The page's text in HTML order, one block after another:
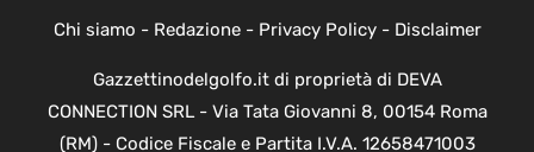
Chi siamo - Redazione- Privacy Policy- Disclaimer
Gazzettinodelgolfo.it di proprietà di DEVA
CONNECTION SRL - Via Tata Giovanni 8, 00154 Roma
(RM) - Codice Fiscale e Partita I.V.A. 12658471003